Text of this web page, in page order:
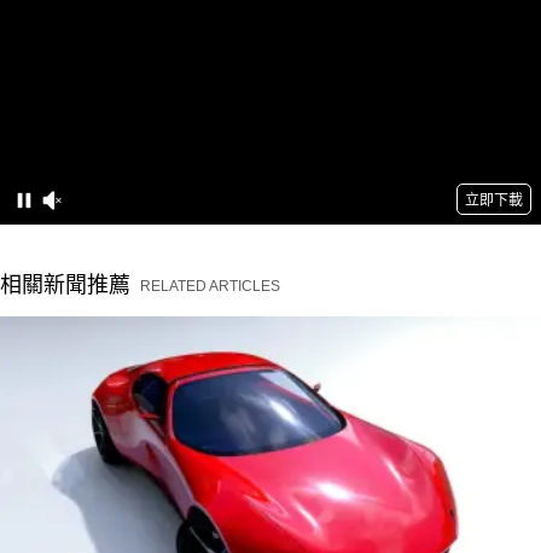
相關新聞推薦 RELATED ARTICLES